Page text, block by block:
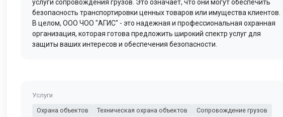
услуги сопровождения грузов. Это означает, что они могут обеспечить
безопасность транспортировки ценных товаров или имущества клиентов.
В целом, ООО ЧОО "АГИС" - это надежная и профессиональная охранная
организация, которая готова предложить широкий спектр услуг для
защиты ваших интересов и обеспечения безопасности.
Услуги
Охрана объектов
Техническая охрана объектов Сопровождение грузов